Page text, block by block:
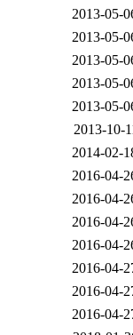
2013-05-
2013-05-
2013-05-
2013-05-
2013-05-
2013-10-
2014-02-
2016-04-
2016-04-
2016-04-
2016-04-
2016-04-
2016-04-
2016-04-